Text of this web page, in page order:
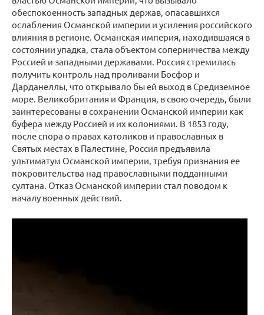
обеспокоенность западных держав, опасавшихся
ослабления Османской империи и усиления российского
влияния в регионе. Османская империя, находившаяся в
состоянии упадка, стала объектом соперничества между
Россией и западными державами. Россия стремилась
получить контроль над проливами Босфор и
Дарданеллы, что открывало бы ей выход в Средиземное
море. Великобритания и Франция, в свою очередь, были
заинтересованы в сохранении Османской империи как
буфера между Россией и их колониями. В 1853 году,
после спора о правах католиков и православных в
Святых местах в Палестине, Россия предъявила
ультиматум Османской империи, требуя признания ее
покровительства над православными подданными
султана. Отказ Османской империи стал поводом к
началу военных действий.